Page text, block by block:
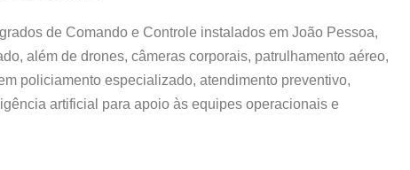
de Comando e Controle instalados em João Pessoa,
além de drones, câmeras corporais, patrulhamento aéreo,
policiamento especializado, atendimento preventivo,
artificial para apoio às equipes operacionais e